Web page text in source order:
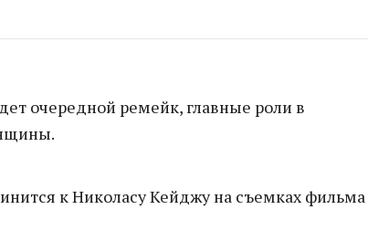
очередной ремейк, главные роли в
к Николасу Кейджу на съемках фильма